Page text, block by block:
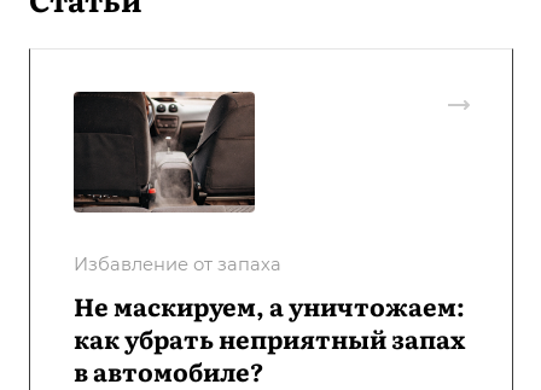
Избавление от запаха
Не маскируем, а уничтожаем:
как убрать неприятный запах
в автомобиле?